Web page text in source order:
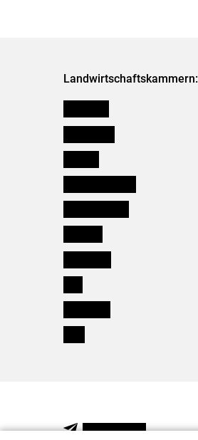
Landwirtschaftskammern:
NEWSLETTER